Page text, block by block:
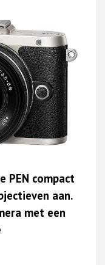
PEN compact
aan.
met een